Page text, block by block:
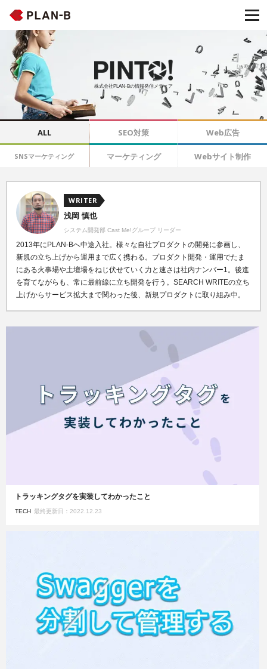
株式会社PLAN-Bの情報発信メディア
ALL SEO対策 Web広告
SNSマーケティング マーケティング Webサイト制作
WRITER
浅岡 慎也
システム開発部 Cast Me!グループ リーダー
2013年にPLAN-Bへ中途入社。様々な自社プロダクトの開発に参画し、
新規の立ち上げから運用まで広く携わる。プロダクト開発・運用でたま
にある火事場や土壇場をねじ伏せていく力と速さは社内ナンバー1。後進
を育てながらも、常に最前線に立ち開発を行う。SEARCH WRITEの立ち
上げからサービス拡大まで関わった後、新規プロダクトに取り組み中。
トラッキングタグを実装してわかったこと
TECH 最終更新日：2022.12.23